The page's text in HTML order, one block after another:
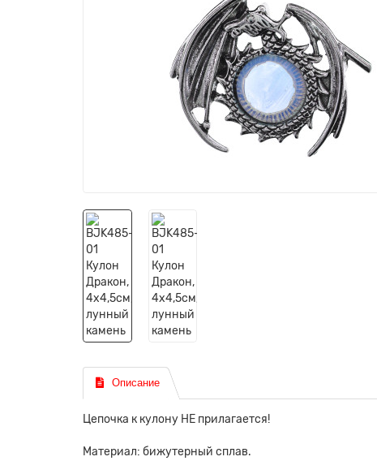
Описание
Цепочка к кулону НЕ прилагается!
Материал: бижутерный сплав.